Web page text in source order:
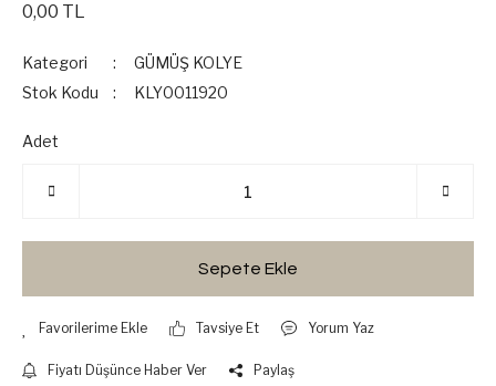
0,00 TL
Kategori
GÜMÜŞ KOLYE
Stok Kodu
KLY0011920
Adet
Sepete Ekle
Tavsiye Et Yorum Yaz
Fiyatı Düşünce Haber Ver Paylaş